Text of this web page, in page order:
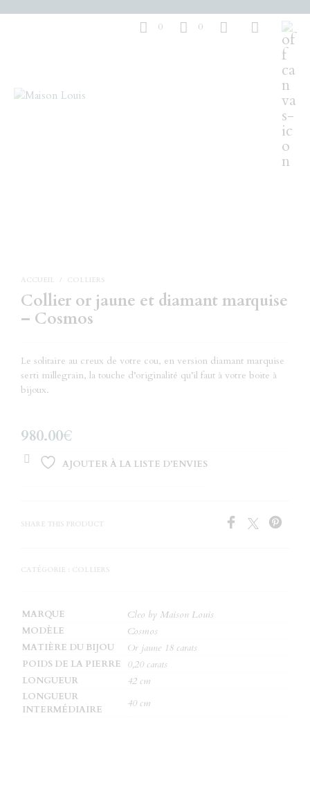
0 0
ACCUEIL / COLLIERS
Collier or jaune et diamant marquise
– Cosmos
Le solitaire au creux de votre cou, en version diamant marquise
serti millegrain, la touche d’originalité qu’il faut à votre boite à
bijoux.
980.00€
AJOUTER À LA LISTE D’ENVIES
SHARE THIS PRODUCT
CATÉGORIE : COLLIERS
MARQUE Cleo by Maison Louis
MODÈLE Cosmos
MATIÈRE DU BIJOU Or jaune 18 carats
POIDS DE LA PIERRE 0,20 carats
LONGUEUR 42 cm
LONGUEUR
INTERMÉDIAIRE
40 cm